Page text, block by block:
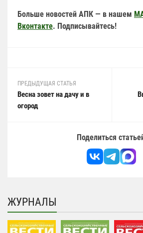
Больше новостей АПК — в нашем
Вконтакте. Подписывайтесь!
ПРЕДЫДУЩАЯ СТАТЬЯ
Весна зовет на дачу и в
огород
Поделиться
ЖУРНАЛЫ